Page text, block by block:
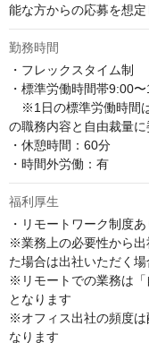
能な方からの応募を想定
勤務時間
・フレックスタイム制
・標準労働時間帯9:00
※1日の標準労働時間
の職務内容と自由裁量に
・休憩時間：60分
・時間外労働：有
福利厚生
・リモートワーク制度あ
※業務上の必要性から
た場合は出社いただく
※リモートでの業務は「
となります
※オフィス出社の頻度
なります